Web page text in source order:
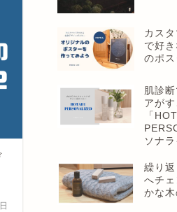
カス
で好
のポス
肌診
アがす
「
ソナラ
繰り
へチ
かな木